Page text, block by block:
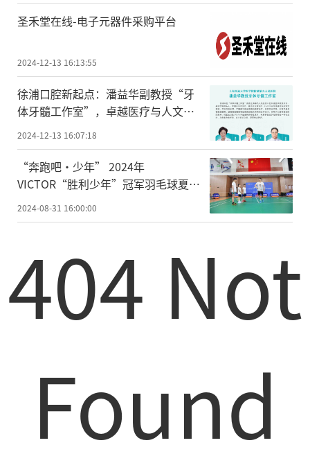
圣禾堂在线-电子元器件采购平台
2024-12-13 16:13:55
徐浦口腔新起点：潘益华副教授“牙
体牙髓工作室”，卓越医疗与人文关
怀同行
2024-12-13 16:07:18
“奔跑吧·少年” 2024年
VICTOR“胜利少年”冠军羽毛球夏令
营开营
2024-08-31 16:00:00
404 Not
Found